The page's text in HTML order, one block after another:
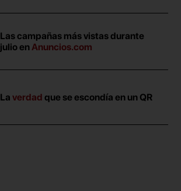
Las campañas más vistas durante
julio enAnuncios.com
Laverdad que se escondía en un QR